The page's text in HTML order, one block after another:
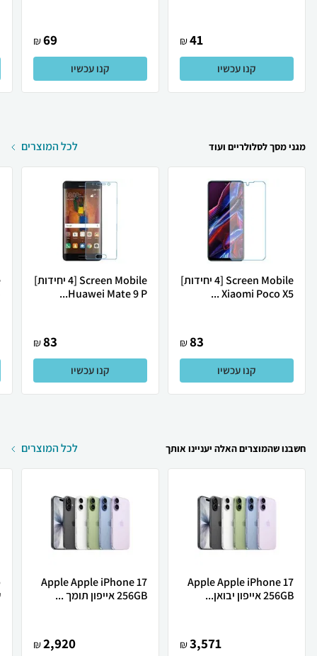
41
₪
קנו עכשיו
69
₪
קנו עכשיו
מגני מסך לסלולריים ועוד לכל המוצרים
Screen Mobile [4 יחידות]
Xiaomi Poco X5 ...
83
₪
קנו עכשיו
Screen Mobile [4 יחידות]
Huawei Mate 9 P...
83
₪
קנו עכשיו
חשבנו שהמוצרים האלה יעניינו אותך לכל המוצרים
Apple Apple iPhone 17
256GB אייפון יבואן...
3,571
₪
Apple Apple iPhone 17
256GB אייפון תומך ...
2,920
₪